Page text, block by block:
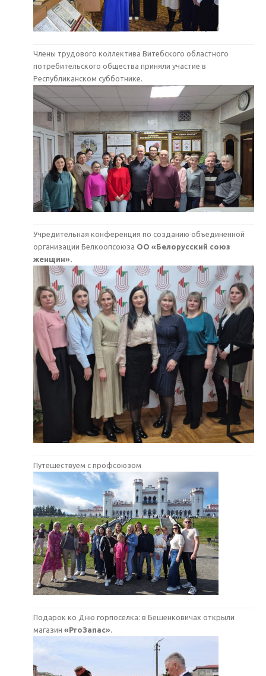
Члены трудового коллектива Витебского областного
потребительского общества приняли участие в
Республиканском субботнике.
Учредительная конференция по созданию объединенной
организации Белкоопсоюза ОО «Белорусский союз
женщин».
Путешествуем с профсоюзом
Подарок ко Дню горпоселка: в Бешенковичах открыли
магазин «ProЗапас».